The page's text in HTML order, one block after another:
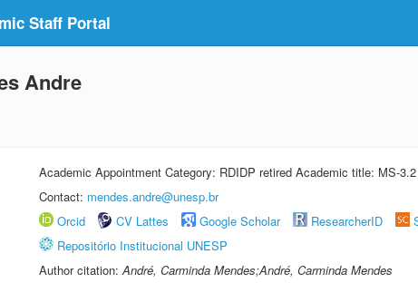
Staff Portal
Andre
Academic Appointment Category: RDIDP retired Academic title: MS-3.2
Contact: mendes.andre@unesp.br
Orcid
CV Lattes Google Scholar ResearcherID
Repositório Institucional UNESP
Author citation:André, Carminda Mendes;André, Carminda Mendes